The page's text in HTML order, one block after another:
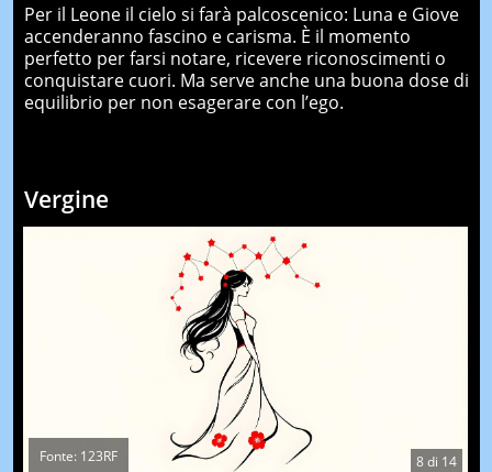
Per il Leone il cielo si farà palcoscenico: Luna e Giove
accenderanno fascino e carisma. È il momento
perfetto per farsi notare, ricevere riconoscimenti o
conquistare cuori. Ma serve anche una buona dose di
equilibrio per non esagerare con l’ego.
Vergine
8di 14
Fonte: 123RF